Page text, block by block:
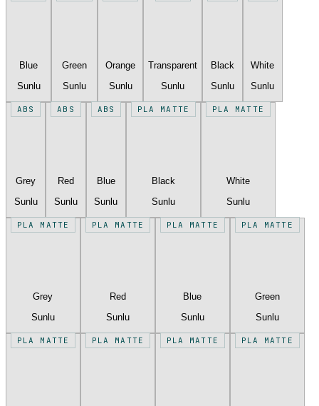
Blue
Sunlu
Green
Sunlu
Orange
Sunlu
Transparent
Sunlu
Black
Sunlu
White
Sunlu
ABS
Grey
Sunlu
ABS
Red
Sunlu
ABS
Blue
Sunlu
PLA MATTE
Black
Sunlu
PLA MATTE
White
Sunlu
PLA MATTE
Grey
Sunlu
PLA MATTE
Red
Sunlu
PLA MATTE
Blue
Sunlu
PLA MATTE
Green
Sunlu
PLA MATTE PLA MATTE PLA MATTE PLA MATTE